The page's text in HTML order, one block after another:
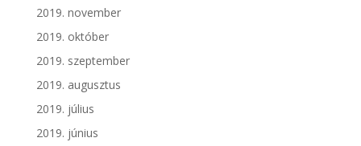
2019. november
2019. október
2019. szeptember
2019. augusztus
2019. július
2019. június